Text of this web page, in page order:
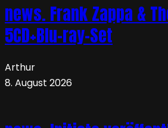
news. Frank Zappa &
5CD+Blu-ray-Set
Arthur
8. August 2026